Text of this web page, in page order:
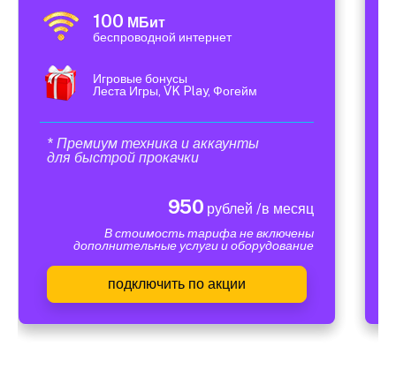
100 МБит
беспроводной интернет
Игровые бонусы
Леста Игры, VK Play, Фогейм
* Премиум техника и аккаунты
для быстрой прокачки
950 рублей /в месяц
В стоимость тарифа не включены
дополнительные услуги и оборудование
подключить по акции